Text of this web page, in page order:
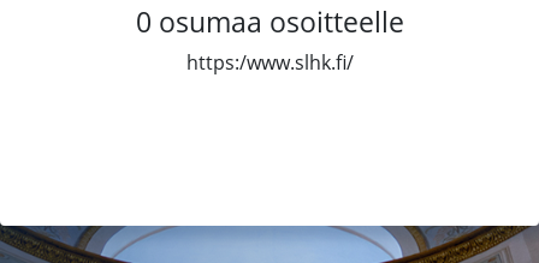
0 osumaa osoitteelle
https:/www.slhk.fi/